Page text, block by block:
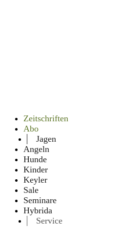
Zeitschriften
Abo
Jagen
Angeln
Hunde
Kinder
Keyler
Sale
Seminare
Hybrida
Service